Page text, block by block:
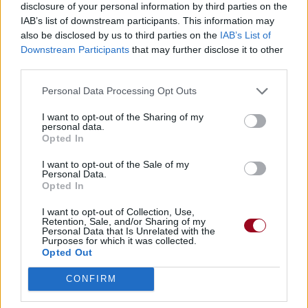
disclosure of your personal information by third parties on the
IAB’s list of downstream participants. This information may
also be disclosed by us to third parties on the IAB’s List of
Downstream Participants that may further disclose it to other
Personal Data Processing Opt Outs
I want to opt-out of the Sharing of my
personal data.
Opted In
I want to opt-out of the Sale of my
Personal Data.
Opted In
I want to opt-out of Collection, Use,
Retention, Sale, and/or Sharing of my
Personal Data that Is Unrelated with the
Purposes for which it was collected.
Opted Out
CONFIRM